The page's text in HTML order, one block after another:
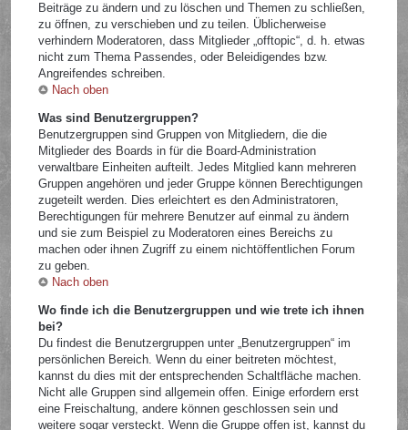
Beiträge zu ändern und zu löschen und Themen zu schließen,
zu öffnen, zu verschieben und zu teilen. Üblicherweise
verhindern Moderatoren, dass Mitglieder „offtopic“, d. h. etwas
nicht zum Thema Passendes, oder Beleidigendes bzw.
Angreifendes schreiben.
Nach oben
Was sind Benutzergruppen?
Benutzergruppen sind Gruppen von Mitgliedern, die die
Mitglieder des Boards in für die Board-Administration
verwaltbare Einheiten aufteilt. Jedes Mitglied kann mehreren
Gruppen angehören und jeder Gruppe können Berechtigungen
zugeteilt werden. Dies erleichtert es den Administratoren,
Berechtigungen für mehrere Benutzer auf einmal zu ändern
und sie zum Beispiel zu Moderatoren eines Bereichs zu
machen oder ihnen Zugriff zu einem nichtöffentlichen Forum
zu geben.
Nach oben
Wo finde ich die Benutzergruppen und wie trete ich ihnen
bei?
Du findest die Benutzergruppen unter „Benutzergruppen“ im
persönlichen Bereich. Wenn du einer beitreten möchtest,
kannst du dies mit der entsprechenden Schaltfläche machen.
Nicht alle Gruppen sind allgemein offen. Einige erfordern erst
eine Freischaltung, andere können geschlossen sein und
weitere sogar versteckt. Wenn die Gruppe offen ist, kannst du